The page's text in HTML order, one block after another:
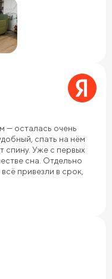
— осталась очень
спать на нём
спину. Уже с первых
сна. Отдельно
привезли в срок,